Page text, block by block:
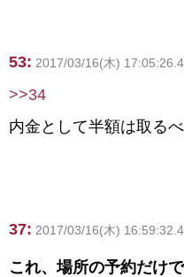
53: 2017/03/16(木)
>>34
内金として半額は取る
37: 2017/03/16(木)
これ、場所の予約だけ